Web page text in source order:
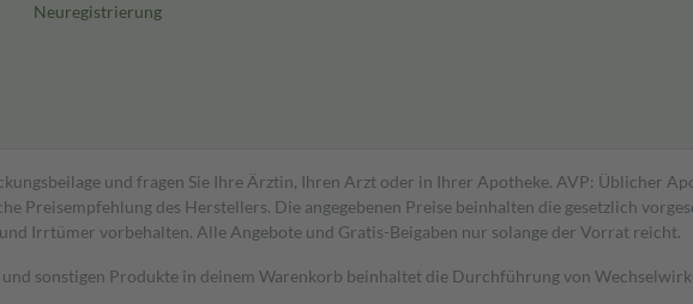
Neuregistrierung
und fragen Sie Ihre Ärztin, Ihren Arzt oder in Ihrer Apotheke. AVP: Üblicher
Preisempfehlung des Herstellers. Die angegebenen Preise beinhalten die gesetzlich
Irrtümer vorbehalten. Alle Angebote und Gratis-Beigaben nur solange der Vorrat reicht.
sonstigen Produkte in deinem Warenkorb beinhaltet die Durchführung von